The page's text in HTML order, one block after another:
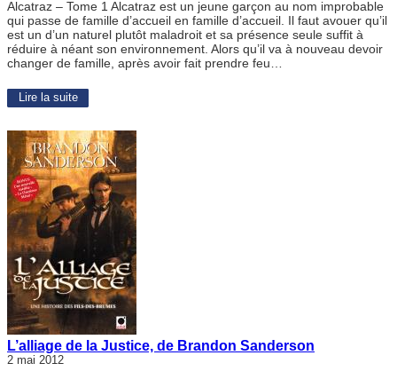
Alcatraz – Tome 1 Alcatraz est un jeune garçon au nom improbable
qui passe de famille d’accueil en famille d’accueil. Il faut avouer qu’il
est un d’un naturel plutôt maladroit et sa présence seule suffit à
réduire à néant son environnement. Alors qu’il va à nouveau devoir
changer de famille, après avoir fait prendre feu…
Lire la suite
L’alliage de la Justice, de Brandon Sanderson
2 mai 2012